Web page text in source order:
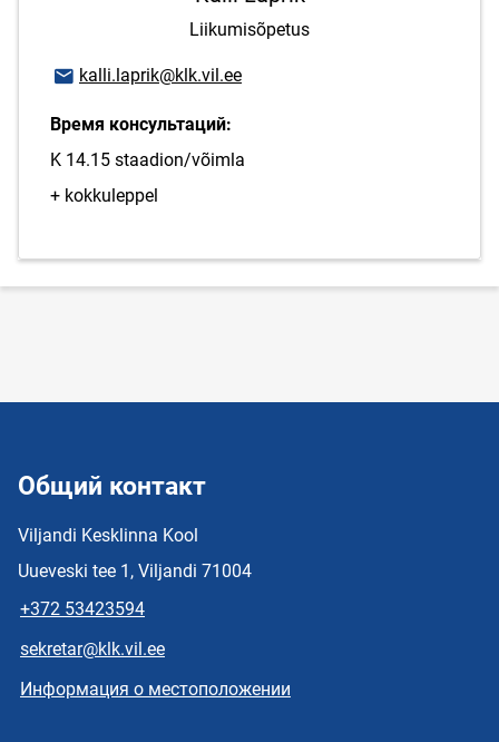
Liikumisõpetus
E-mail адрес
kalli.laprik@klk.vil.ee
Время консультаций:
K 14.15 staadion/võimla
+ kokkuleppel
Общий контакт
Viljandi Kesklinna Kool
Uueveski tee 1, Viljandi 71004
+372 53423594
sekretar@klk.vil.ee
Информация о местоположении